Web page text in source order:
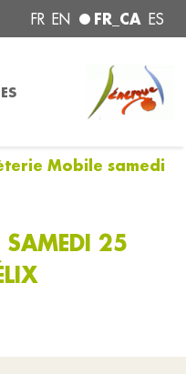
FR EN FR_CA ES
Mobile samedi
SAMEDI 25